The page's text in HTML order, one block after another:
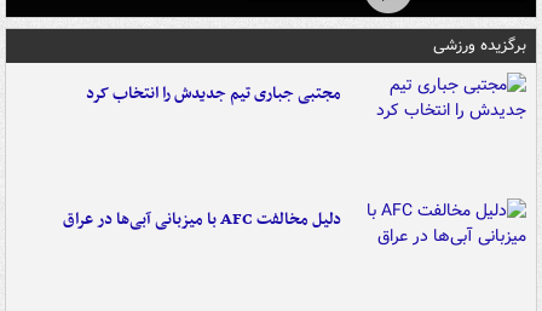
برگزیده ورزشی
مجتبی جباری تیم جدیدش را انتخاب کرد
دلیل مخالفت AFC با میزبانی آبی‌ها در عراق